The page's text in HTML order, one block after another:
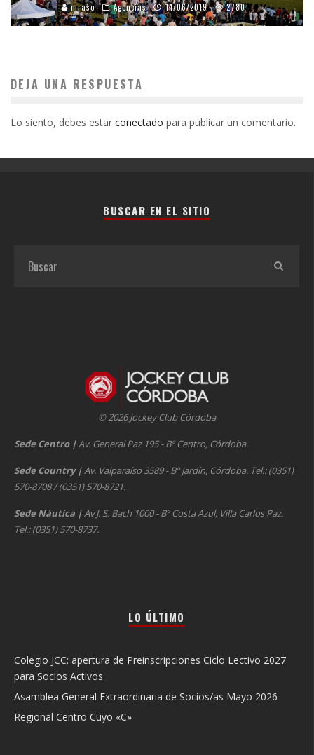
mraso Agencias 14/06/2019 2780
DEJA UNA RESPUESTA
Lo siento, debes estar conectado para publicar un comentario.
BUSCAR EN EL SITIO
© 2026 Jockey Club Córdoba
Sede Centro |Av. General Paz 195 - Bº Centro, Córdoba.
Sede Country |Av. Valparaíso 3589 - Bº Jardín, Córdoba. Tel.: (0351)
570-8708 / (0351) 570-8721.
Sede Náutica |Av J. S. Bach 1000 - Bº Costa Azul, Villa Carlos Paz.
Tel.: (0351) 570-8737.
LO ÚLTIMO
Colegio JCC: apertura de Preinscripciones Ciclo Lectivo 2027
para Socios Activos
Asamblea General Extraordinaria de Socios/as Mayo 2026
Regional Centro Cuyo «C»